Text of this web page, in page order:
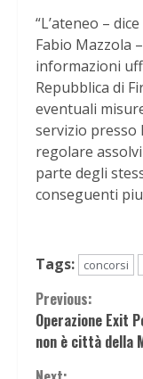
“L’ateneo –
Fabio Mazzola
informazioni
Repubblica di
eventuali
servizio presso
regolare
parte degli
conseguenti
Tags: concorsi
Continue
Reading
Previous:
Operazione Exit
non è città della